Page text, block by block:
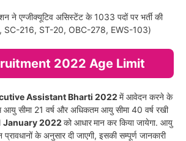
ने एग्जीक्यूटिव असिस्टेंट के 1033 पदों पर भर्ती की
SC-216, ST-20, OBC-278, EWS-103)
2022 Age Limit
Assistant Bharti 2022 में आवेदन करने के
आयु सीमा 21 वर्ष और अधिकतम आयु सीमा 40 वर्ष रखी
January 2022 को आधारमान कर किया जायेगा. आयु
प्रावधानों के अनुसार दी जाएगी, इसकी सम्पूर्ण जानकारी